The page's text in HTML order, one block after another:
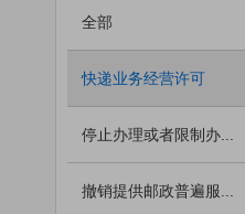
全部
快递业务经营许可
停止办理或者限制办...
撤销提供邮政普遍服...